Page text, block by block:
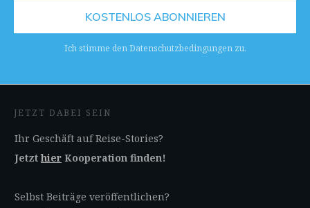
KOSTENLOS ABONNIEREN
Ich stimme den Datenschutzbedingungen zu.
JETZT DABEI SEIN
Ihr Geschäft auf Reise-Stories?
Jetzthier Kooperation finden!
Selbst Beiträge veröffentlichen?